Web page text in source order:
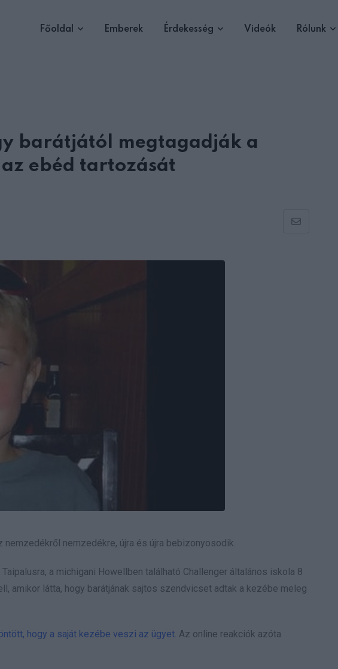
Főoldal Emberek Érdekesség Videók Rólunk
barátjától megtagadják a
ebéd tartozását
Share
nemzedékre, újra és újra bebizonyosodik.
a michigani Howellben található Challenger általános iskola 8
amikor látta, hogy barátjának sajtos szendvicset adtak a kezébe meleg
hogy a saját kezébe veszi az ügyet. Az online reakciók azóta